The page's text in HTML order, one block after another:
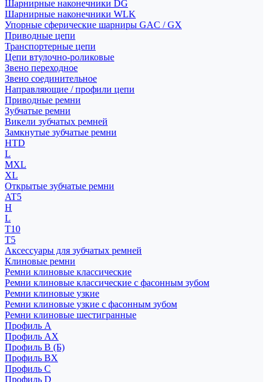
Шарнирные наконечники DG
Шарнирные наконечники WLK
Упорные сферические шарниры GAC / GX
Приводные цепи
Транспортерные цепи
Цепи втулочно-роликовые
Звено переходное
Звено соединительное
Направляющие / профили цепи
Приводные ремни
Зубчатые ремни
Викели зубчатых ремней
Замкнутые зубчатые ремни
HTD
L
MXL
XL
Открытые зубчатые ремни
AT5
H
L
T10
T5
Аксессуары для зубчатых ремней
Клиновые ремни
Ремни клиновые классические
Ремни клиновые классические с фасонным зубом
Ремни клиновые узкие
Ремни клиновые узкие с фасонным зубом
Ремни клиновые шестигранные
Профиль A
Профиль AX
Профиль B (Б)
Профиль BX
Профиль C
Профиль D